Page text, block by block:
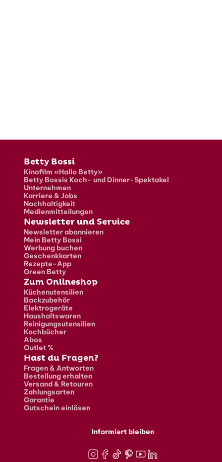
Fusszeile
Betty Bossi
Kinofilm «Hallo Betty»
Betty Bossis Koch- und Dinner-Spektakel
Unternehmen
Karriere & Jobs
Nachhaltigkeit
Medienmitteilungen
Newsletter und Service
Newsletter abonnieren
Mein Betty Bossi
Werbung buchen
Geschenkkarten
Rezepte-App
Green Betty
Zum Onlineshop
Küchenutensilien
Backzubehör
Elektrogeräte
Haushaltswaren
Reinigungsutensilien
Kochbücher
Abos
Outlet %
Hast du Fragen?
Fragen & Antworten
Bestellung erhalten
Versand & Retouren
Zahlungsarten
Garantie
Gutschein einlösen
Informiert bleiben